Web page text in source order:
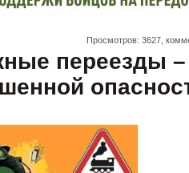
Просмотров: 3627,
переезды –